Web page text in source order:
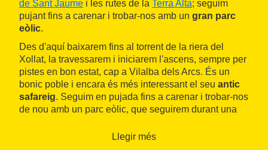
de Sant Jaume i les rutes de la Terra Alta; seguim
pujant fins a carenar i trobar-nos amb un gran parc
eòlic.
Des d'aquí baixarem fins al torrent de la riera del
Xollat, la travessarem i iniciarem l'ascens, sempre per
pistes en bon estat, cap a Vilalba dels Arcs. És un
bonic poble i encara és més interessant el seu antic
safareig. Seguim en pujada fins a carenar i trobar-nos
de nou amb un parc eòlic, que seguirem durant una
a la construcció i el manteniment del parc. A partir
Llegir més